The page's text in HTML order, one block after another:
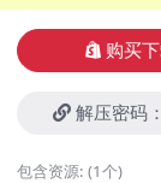
购买
解压密码
包含资源: (1个)